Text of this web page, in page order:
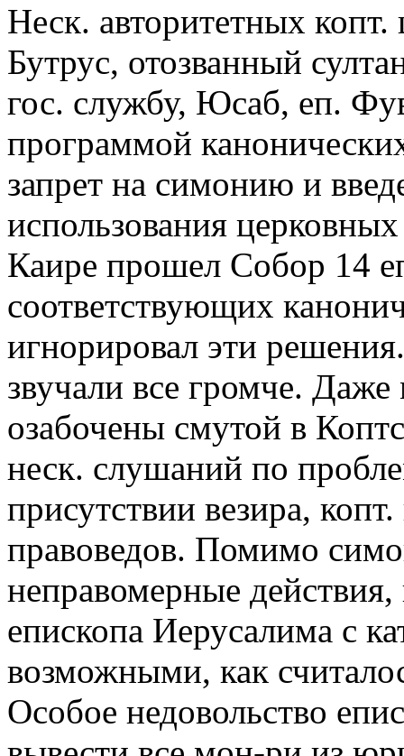
Неск. авторитетных
Бутрус, отозванный
гос. службу, Юсаб, еп.
программой
запрет на симонию и
использования
Каире прошел Собор 14
соответствующих
игнорировал эти
звучали все громче.
озабочены смутой в
неск. слушаний по
присутствии везира,
правоведов. Помимо
неправомерные действия,
епископа Иерусалима с
возможными, как
Особое недовольство